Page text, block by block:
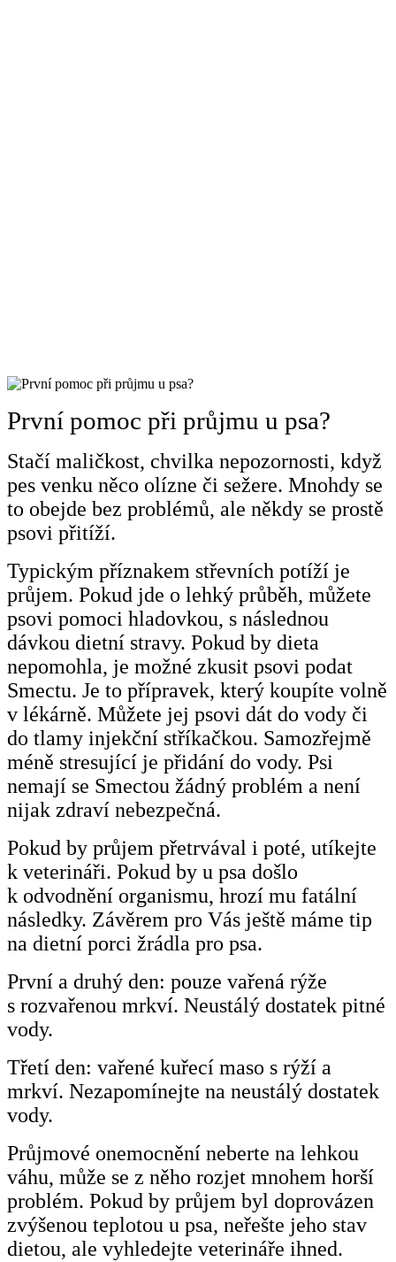
První pomoc při průjmu u psa?
Stačí maličkost, chvilka nepozornosti, když
pes venku něco olízne či sežere. Mnohdy se
to obejde bez problémů, ale někdy se prostě
psovi přitíží.
Typickým příznakem střevních potíží je
průjem. Pokud jde o lehký průběh, můžete
psovi pomoci hladovkou, s následnou
dávkou dietní stravy. Pokud by dieta
nepomohla, je možné zkusit psovi podat
Smectu. Je to přípravek, který koupíte volně
v lékárně. Můžete jej psovi dát do vody či
do tlamy injekční stříkačkou. Samozřejmě
méně stresující je přidání do vody. Psi
nemají se Smectou žádný problém a není
nijak zdraví nebezpečná.
Pokud by průjem přetrvával i poté, utíkejte
k veterináři. Pokud by u psa došlo
k odvodnění organismu, hrozí mu fatální
následky. Závěrem pro Vás ještě máme tip
na dietní porci žrádla pro psa.
První a druhý den: pouze vařená rýže
s rozvařenou mrkví. Neustálý dostatek pitné
vody.
Třetí den: vařené kuřecí maso s rýží a
mrkví. Nezapomínejte na neustálý dostatek
vody.
Průjmové onemocnění neberte na lehkou
váhu, může se z něho rozjet mnohem horší
problém. Pokud by průjem byl doprovázen
zvýšenou teplotou u psa, neřešte jeho stav
dietou, ale vyhledejte veterináře ihned.